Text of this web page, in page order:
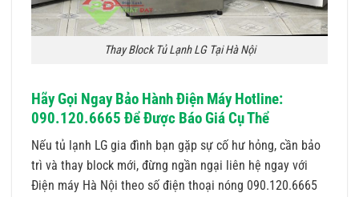
Thay Block Tủ Lạnh LG Tại Hà Nội
Hãy Gọi Ngay Bảo Hành Điện Máy Hotline:
090.120.6665 Để Được Báo Giá Cụ Thể
Nếu tủ lạnh LG gia đình bạn gặp sự cố hư hỏng, cần bảo
trì và thay block mới, đừng ngần ngại liên hệ ngay với
Điện máy Hà Nội theo số điện thoại nóng 090.120.6665